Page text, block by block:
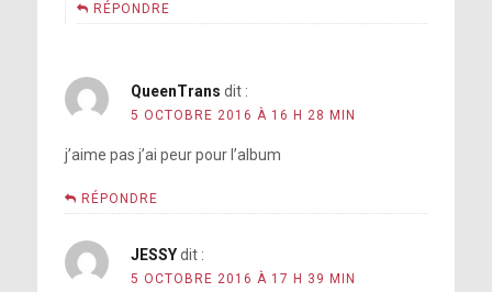
RÉPONDRE
QueenTrans dit :
5 OCTOBRE 2016 À 16 H 28 MIN
j’aime pas j’ai peur pour l’album
RÉPONDRE
JESSY dit :
5 OCTOBRE 2016 À 17 H 39 MIN